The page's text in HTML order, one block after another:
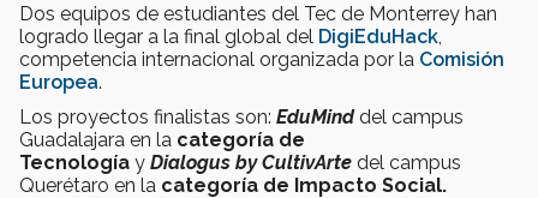
Dos equipos de estudiantes del Tec de Monterrey han
logrado llegar a la final global del DigiEduHack
competencia internacional organizada por la Comisión
Europea.
Los proyectos finalistas son: EduMind del campus
Guadalajara en la categoría de
Tecnología y Dialogus by CultivArte del campus
Querétaro en la categoría de Impacto Social.